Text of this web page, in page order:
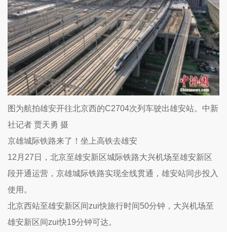
图为航拍雄安开往北京西的C2704次列车驶出雄安站。中新
社记者 贾天勇 摄
京雄城际铁路来了！坐上高铁去雄安
12月27日，北京至雄安新区城际铁路大兴机场至雄安新区
段开通运营，京雄城际铁路实现全线贯通，雄安站同步投入
使用。
北京西站至雄安新区间zui快旅行时间50分钟，大兴机场至
雄安新区间zui快19分钟可达。